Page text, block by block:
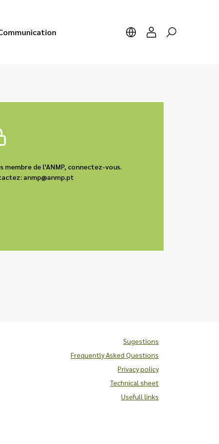
membre de l'ANMP, connectez-vous.
anmp@anmp.pt
Sugestions
Frequently Asked Questions
Privacy policy
Technical sheet
Usefull links